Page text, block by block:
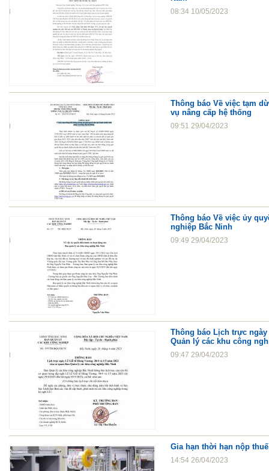
08:34 10/05/2023
Thông báo Về việc tạm
vụ nâng cấp hệ thống
09:51 29/04/2023
Thông báo Về việc ủy
nghiệp Bắc Ninh
09:49 29/04/2023
Thông báo Lịch trực ngày
Quản lý các khu công
09:47 29/04/2023
Gia hạn thời hạn nộp
14:54 26/04/2023